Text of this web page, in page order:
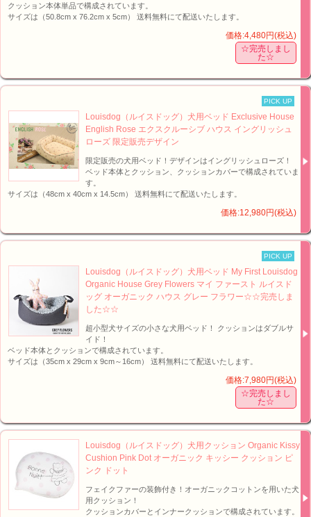
クッション本体単品で構成されています。
サイズは（50.8cm x 76.2cm x 5cm） 送料無料にて配送いたします。
価格:4,480円(税込)
☆完売しまし
た☆
PICK UP
Louisdog（ルイスドッグ）犬用ベッド Exclusive House
English Rose エクスクルーシブ ハウス イングリッシュ
ローズ 限定販売デザイン
限定販売の犬用ベッド！デザインはイングリッシュローズ！
ベッド本体とクッション、クッションカバーで構成されていま
す。
サイズは（48cm x 40cm x 14.5cm） 送料無料にて配送いたします。
価格:12,980円(税込)
PICK UP
Louisdog（ルイスドッグ）犬用ベッド My First Louisdog
Organic House Grey Flowers マイ ファースト ルイスド
ッグ オーガニック ハウス グレー フラワー☆☆完売しま
した☆☆
超小型犬サイズの小さな犬用ベッド！ クッションはダブルサ
イド！
ベッド本体とクッションで構成されています。
サイズは（35cm x 29cm x 9cm～16cm） 送料無料にて配送いたします。
価格:7,980円(税込)
☆完売しまし
た☆
Louisdog（ルイスドッグ）犬用クッション Organic Kissy
Cushion Pink Dot オーガニック キッシー クッション ピ
ンク ドット
フェイクファーの装飾付き！オーガニックコットンを用いた犬
用クッション！
クッションカバーとインナークッションで構成されています。